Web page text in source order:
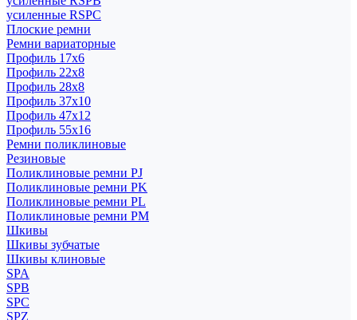
усиленные RSPC
Плоские ремни
Ремни вариаторные
Профиль 17x6
Профиль 22x8
Профиль 28x8
Профиль 37x10
Профиль 47x12
Профиль 55x16
Ремни поликлиновые
Резиновые
Поликлиновые ремни PJ
Поликлиновые ремни PK
Поликлиновые ремни PL
Поликлиновые ремни PM
Шкивы
Шкивы зубчатые
Шкивы клиновые
SPA
SPB
SPC
SPZ